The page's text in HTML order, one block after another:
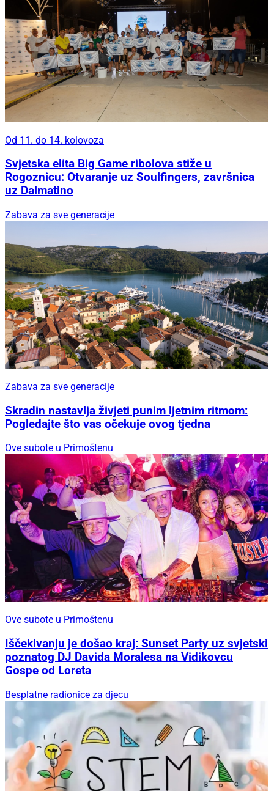
Od 11. do 14. kolovoza
Svjetska elita Big Game ribolova stiže u
Rogoznicu: Otvaranje uz Soulfingers, završnica
uz Dalmatino
Zabava za sve generacije
Zabava za sve generacije
Skradin nastavlja živjeti punim ljetnim ritmom:
Pogledajte što vas očekuje ovog tjedna
Ove subote u Primoštenu
Ove subote u Primoštenu
Iščekivanju je došao kraj: Sunset Party uz svjetski
poznatog DJ Davida Moralesa na Vidikovcu
Gospe od Loreta
Besplatne radionice za djecu